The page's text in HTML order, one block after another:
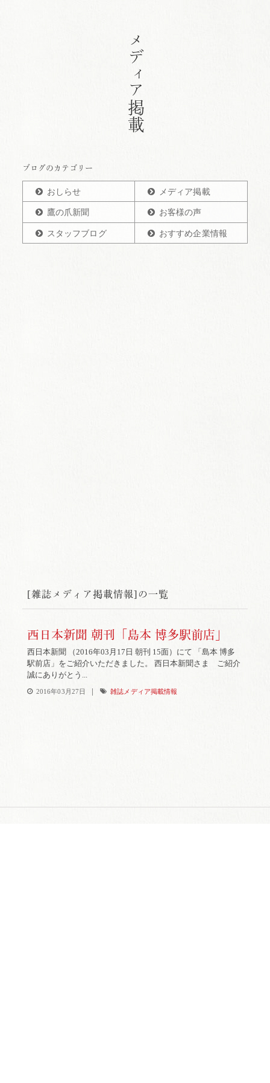
メディア掲載
ブログのカテゴリー
おしらせ メディア掲載
鷹の爪新聞 お客様の声
スタッフブログ おすすめ企業情報
[雑誌メディア掲載情報]の一覧
西日本新聞 朝刊「島本 博多駅前店」
西日本新聞 （2016年03月17日 朝刊 15面）にて 「島本 博多
駅前店」をご紹介いただきました。 西日本新聞さま ご紹介
誠にありがとう...
2016年03月27日 | 雑誌メディア掲載情報